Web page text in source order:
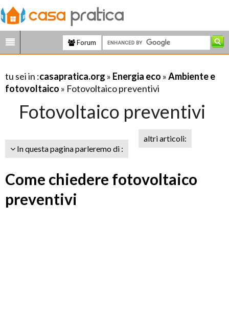
Forum
tu sei in :casapratica.org » Energia eco »Ambiente e
fotovoltaico » Fotovoltaico preventivi
Fotovoltaico preventivi
In questa pagina parleremo di :
altri articoli:
Come chiedere fotovoltaico
preventivi